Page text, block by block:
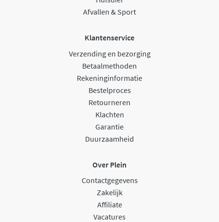
Afvallen & Sport
Klantenservice
Verzending en bezorging
Betaalmethoden
Rekeninginformatie
Bestelproces
Retourneren
Klachten
Garantie
Duurzaamheid
Over Plein
Contactgegevens
Zakelijk
Affiliate
Vacatures